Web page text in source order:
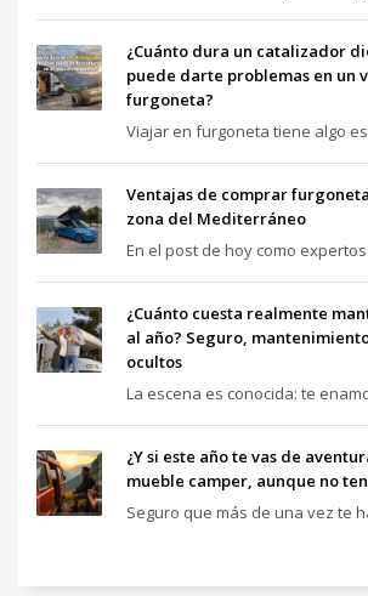
¿Cuánto dura un catalizador
puede darte problemas en un
furgoneta?
Viajar en furgoneta tiene algo
Ventajas de comprar
zona del Mediterráneo
En el post de hoy como
¿Cuánto cuesta realmente
al año? Seguro,
ocultos
La escena es conocida: te
¿Y si este año te vas de
mueble camper, aunque no
Seguro que más de una vez te